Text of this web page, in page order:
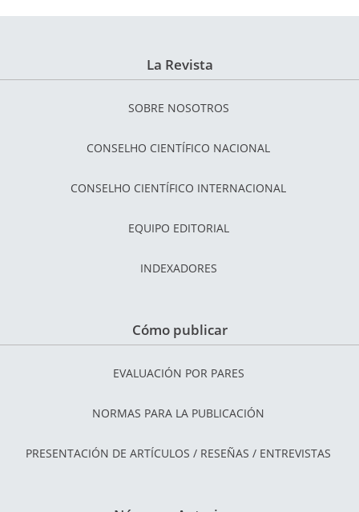
La Revista
SOBRE NOSOTROS
CONSELHO CIENTÍFICO NACIONAL
CONSELHO CIENTÍFICO INTERNACIONAL
EQUIPO EDITORIAL
INDEXADORES
Cómo publicar
EVALUACIÓN POR PARES
NORMAS PARA LA PUBLICACIÓN
PRESENTACIÓN DE ARTÍCULOS / RESEÑAS / ENTREVISTAS